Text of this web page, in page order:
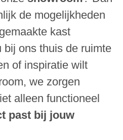
de mogelijkheden
kast
bij ons thuis de ruimte
of inspiratie wilt
we zorgen
alleen functioneel
past bij jouw